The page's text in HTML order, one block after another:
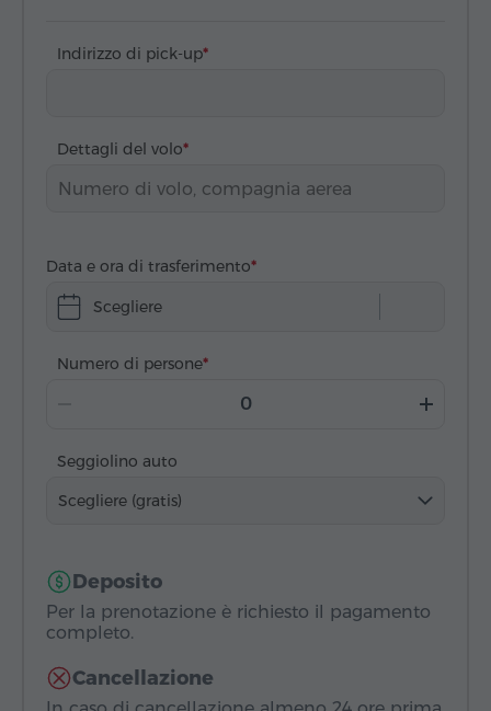
Indirizzo di pick-up
Dettagli del volo
Data e ora di trasferimento
Scegliere
Numero di persone
Seggiolino auto
Scegliere (gratis)
Deposito
Per la prenotazione è richiesto il pagamento
completo.
Cancellazione